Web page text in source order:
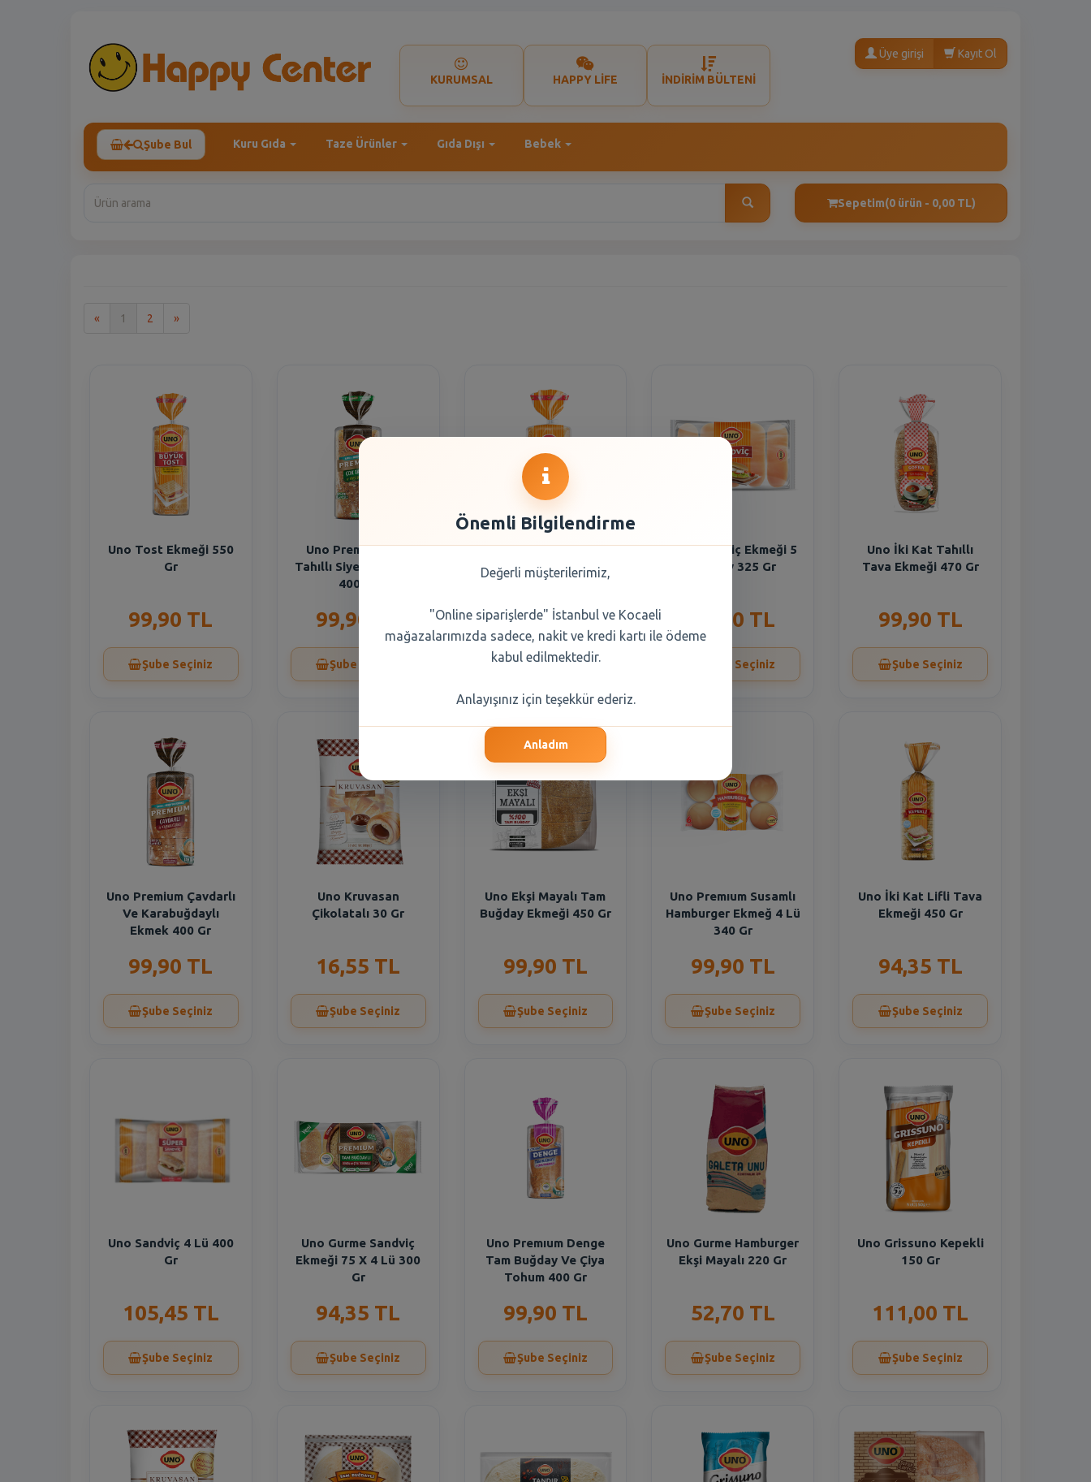
KURUMSAL HAPPY LİFE İNDİRİM BÜLTENİ
Üye girişi Kayıt Ol
Şube Bul Kuru Gıda Taze Ürünler Gıda Dışı Bebek
Sepetim(0 ürün - 0,00 TL)
« 1 2 »Son
Uno Tost Ekmeği 550
Gr
99,90 TL
Şube Seçiniz
Uno Premium Çok
Tahıllı Siyez Buğdaylı
400 Gr
99,90 TL
Şube Seçiniz
Uno Süper Tost
Ekmeği 470 Gr
105,45 TL
Şube Seçiniz
Uno Sandviç Ekmeği 5
li Yatay 325 Gr
88,80 TL
Şube Seçiniz
Uno İki Kat Tahıllı
Tava Ekmeği 470 Gr
99,90 TL
Şube Seçiniz
Uno Premium Çavdarlı
Ve Karabuğdaylı
Ekmek 400 Gr
99,90 TL
Şube Seçiniz
Uno Kruvasan
Çikolatalı 30 Gr
16,55 TL
Şube Seçiniz
Uno Ekşi Mayalı Tam
Buğday Ekmeği 450 Gr
99,90 TL
Şube Seçiniz
Uno Premıum Susamlı
Hamburger Ekmeğ 4 Lü
340 Gr
99,90 TL
Şube Seçiniz
Uno İki Kat Lifli Tava
Ekmeği 450 Gr
94,35 TL
Şube Seçiniz
Uno Sandviç 4 Lü 400
Gr
105,45 TL
Şube Seçiniz
Uno Gurme Sandviç
Ekmeği 75 X 4 Lü 300
Gr
94,35 TL
Şube Seçiniz
Uno Premıum Denge
Tam Buğday Ve Çiya
Tohum 400 Gr
99,90 TL
Şube Seçiniz
Uno Gurme Hamburger
Ekşi Mayalı 220 Gr
52,70 TL
Şube Seçiniz
Uno Grissuno Kepekli
150 Gr
111,00 TL
Şube Seçiniz
Önemli Bilgilendirme
Değerli müşterilerimiz,
"Online siparişlerde" İstanbul ve Kocaeli
mağazalarımızda sadece, nakit ve kredi kartı ile ödeme
kabul edilmektedir.
Anlayışınız için teşekkür ederiz.
Anladım